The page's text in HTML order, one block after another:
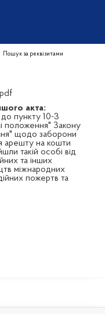
Пошук за реквізитами
акта:
пункту 10-3
положення" Закону
щодо заборони
арешту на кошти
такій особі від
та інших
міжнародних
пожертв та